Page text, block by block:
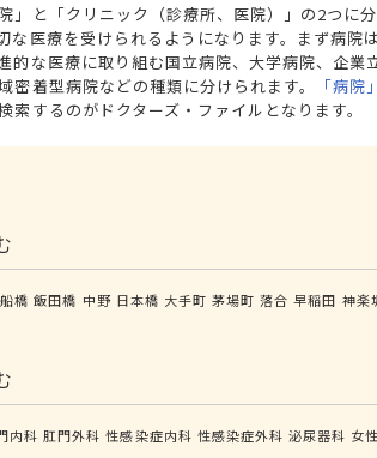
」と「クリニック（診療所、医院）」の2つに
な医療を受けられるようになります。まず病院
的な医療に取り組む国立病院、大学病院、企
密着型病院などの種類に分けられます。
「病
索するのがドクターズ・ファイルとなります。
橋 飯田橋 中野 日本橋 大手町 茅場町 落合 早稲田 神楽
内科 肛門外科 性感染症内科 性感染症外科 泌尿器科 女